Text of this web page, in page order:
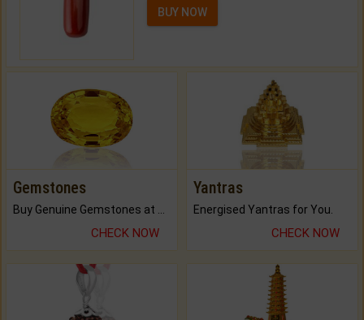
BUY NOW
Gemstones
CHECK NOW
Yantras
Energised Yantras for You.
CHECK NOW